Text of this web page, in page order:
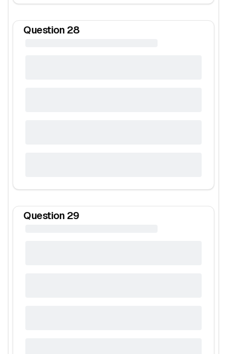
Question 28
Question 29